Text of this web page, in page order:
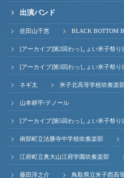
出演バンド
佐田山千恵 BLACK BOTTOM
[アーカイブ]第2回わっしょい米子祭り
[アーカイブ]第3回わっしょい米子祭り
ネギ太 米子北高等学校吹奏楽
山本耕平/テノール
[アーカイブ]第5回わっしょい米子祭り
南部町立法勝寺中学校吹奏楽部
江府町立奥大山江府学園吹奏楽部
藤田淳之介 鳥取県立米子西高